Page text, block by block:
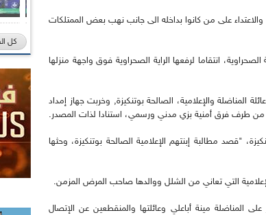
والاعتداء على من كانوا بداخله الى جانب نهب بعض الممتلكات
انتقاما لرفعها الراية الصحراوية فوق واجهة منزلها
المناضلة والإعلامية، الصالحة بوتنكيزة, وخربت جهاز إمداد
من طرف فرق أمنية بزي مدني ورسمي، استنادا لذات المصدر.
"قصد مطالبة إبنتهم الإعلامية الصالحة بوتنكيزة، وحثها
التي تعاني من الشلل ووالدها صاحب المرض المزمن.
المناضلة مينة أباعلي وعائلتها والمنقطعين عن الإتصال
كل